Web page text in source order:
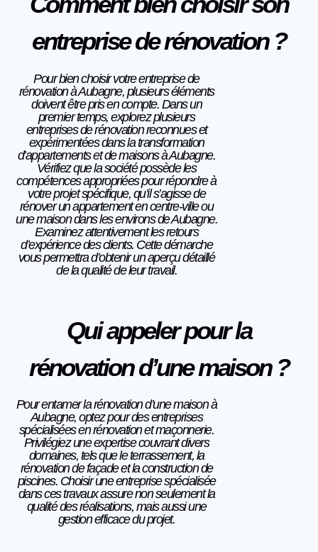
entreprise de rénovation ?
Pour bien choisir votre entreprise de
rénovation à Aubagne, plusieurs éléments
doivent être pris en compte. Dans un
premier temps, explorez plusieurs
entreprises de rénovation reconnues et
expérimentées dans la transformation
d’appartements et de maisons à Aubagne.
Vérifiez que la société possède les
compétences appropriées pour répondre à
votre projet spécifique, qu’il s’agisse de
rénover un appartement en centre-ville ou
une maison dans les environs de Aubagne.
Examinez attentivement les retours
d’expérience des clients. Cette démarche
vous permettra d’obtenir un aperçu détaillé
de la qualité de leur travail.
Qui appeler pour la
rénovation d’une maison ?
Pour entamer la rénovation d’une maison à
Aubagne, optez pour des entreprises
spécialisées en rénovation et maçonnerie.
Privilégiez une expertise couvrant divers
domaines, tels que le terrassement, la
rénovation de façade et la construction de
piscines. Choisir une entreprise spécialisée
dans ces travaux assure non seulement la
qualité des réalisations, mais aussi une
gestion efficace du projet.